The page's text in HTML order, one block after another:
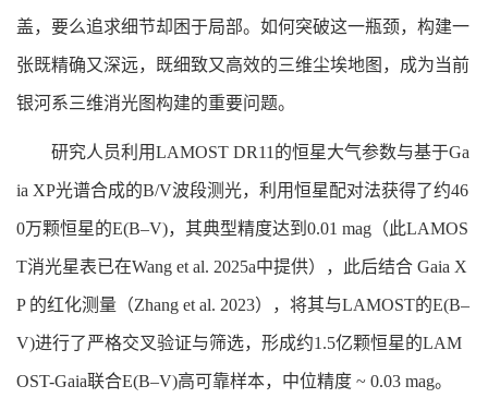
盖，要么追求细节却困于局部。如何突破这一瓶颈，构建一
张既精确又深远，既细致又高效的三维尘埃地图，成为当前
银河系三维消光图构建的重要问题。
研究人员利用LAMOST DR11的恒星大气参数与基于Ga
ia XP光谱合成的B/V波段测光，利用恒星配对法获得了约46
0万颗恒星的E(B–V)，其典型精度达到0.01 mag（此LAMOS
T消光星表已在Wang et al. 2025a中提供），此后结合 Gaia X
P 的红化测量（Zhang et al. 2023），将其与LAMOST的E(B–
V)进行了严格交叉验证与筛选，形成约1.5亿颗恒星的LAM
OST-Gaia联合E(B–V)高可靠样本，中位精度 ~ 0.03 mag。